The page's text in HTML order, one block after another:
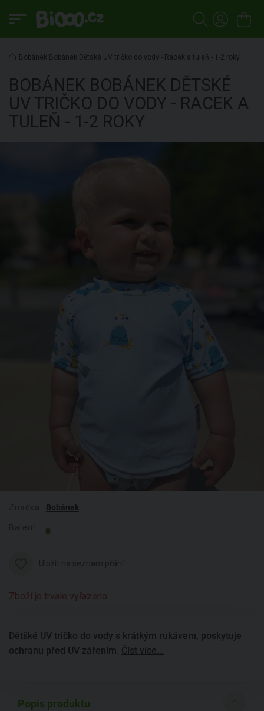
Bobánek Bobánek Dětské UV tričko do vody - Racek a tuleň - 1-2 roky
BOBÁNEK BOBÁNEK DĚTSKÉ
UV TRIČKO DO VODY - RACEK A
TULEŇ - 1-2 ROKY
Bobánek
Zboží je trvale vyřazeno.
Dětšké UV tričko do vody s krátkým rukávem, poskytuje
ochranu před UV zářením. Číst více...
Popis produktu